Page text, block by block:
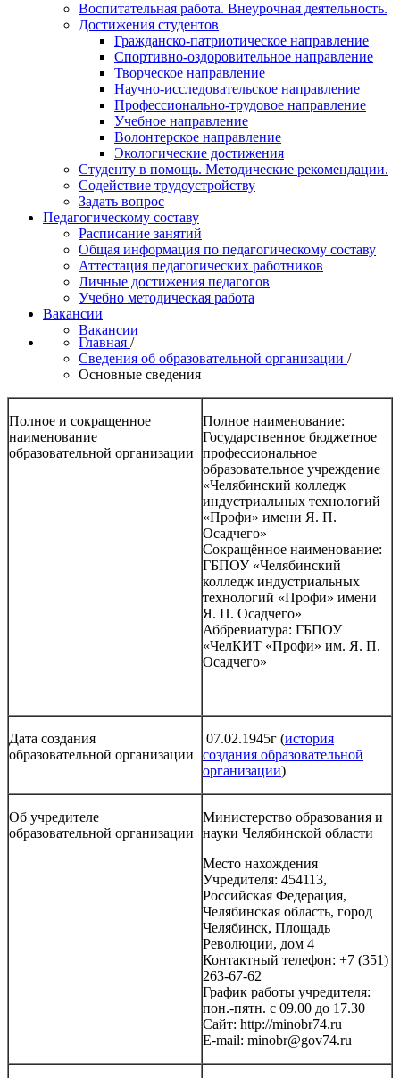
Воспитательная работа. Внеурочная деятельность.
Достижения студентов
Гражданско-патриотическое направление
Спортивно-оздоровительное направление
Творческое направление
Научно-исследовательское направление
Профессионально-трудовое направление
Учебное направление
Волонтерское направление
Экологические достижения
Студенту в помощь. Методические рекомендации.
Содействие трудоустройству
Задать вопрос
Педагогическому составу
Расписание занятий
Общая информация по педагогическому составу
Аттестация педагогических работников
Личные достижения педагогов
Учебно методическая работа
Вакансии
Вакансии
Главная /
Сведения об образовательной организации /
Основные сведения
Полное и сокращенное
наименование
образовательной организации
Полное наименование:
Государственное бюджетное
профессиональное
образовательное учреждение
«Челябинский колледж
индустриальных технологий
«Профи» имени Я. П.
Осадчего»
Сокращённое наименование:
ГБПОУ «Челябинский
колледж индустриальных
технологий «Профи» имени
Я. П. Осадчего»
Аббревиатура: ГБПОУ
«ЧелКИТ «Профи» им. Я. П.
Осадчего»
Дата создания
образовательной организации
07.02.1945г (история
создания образовательной
организации)
Об учредителе
образовательной организации
Министерство образования и
науки Челябинской области
Место нахождения
Учредителя: 454113,
Российская Федерация,
Челябинская область, город
Челябинск, Площадь
Революции, дом 4
Контактный телефон: +7 (351)
263-67-62
График работы учредителя:
пон.-пятн. с 09.00 до 17.30
Сайт: http://minobr74.ru
E-mail: minobr@gov74.ru